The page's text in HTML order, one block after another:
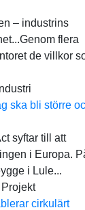
– industrins
flera
de villkor
ska bli större
syftar till att
i Europa.
i Lule...
cirkulärt